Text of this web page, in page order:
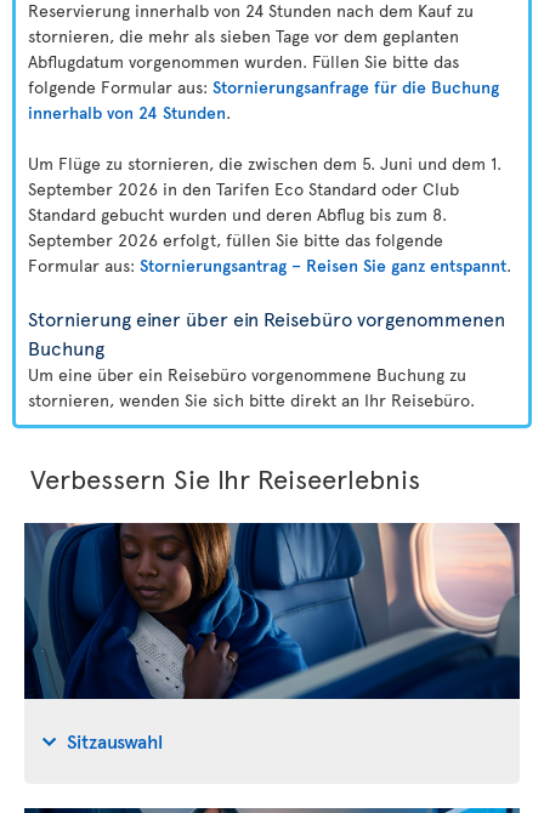
Reservierung innerhalb von 24 Stunden nach dem Kauf zu
stornieren, die mehr als sieben Tage vor dem geplanten
Abflugdatum vorgenommen wurden. Füllen Sie bitte das
folgende Formular aus: Stornierungsanfrage für die Buchung
innerhalb von 24 Stunden.
Um Flüge zu stornieren, die zwischen dem 5. Juni und dem 1.
September 2026 in den Tarifen Eco Standard oder Club
Standard gebucht wurden und deren Abflug bis zum 8.
September 2026 erfolgt, füllen Sie bitte das folgende
Formular aus: Stornierungsantrag – Reisen Sie ganz entspannt.
Stornierung einer über ein Reisebüro vorgenommenen
Buchung
Um eine über ein Reisebüro vorgenommene Buchung zu
stornieren, wenden Sie sich bitte direkt an Ihr Reisebüro.
Verbessern Sie Ihr Reiseerlebnis
Sitzauswahl